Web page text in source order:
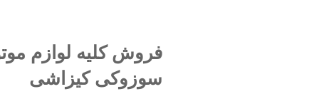
فروش کلیه لوازم
سوزوکی کیزاشی